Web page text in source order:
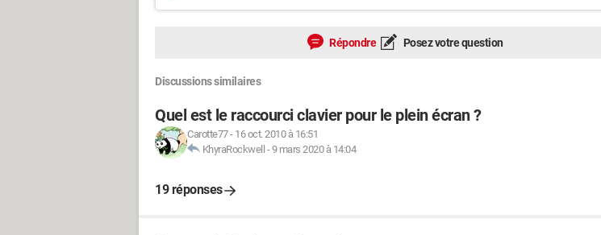
Répondre Posez votre question
Discussions similaires
Quel est le raccourci clavier pour le plein écran ?
Carotte77- 16 oct. 2010 à 16:51
KhyraRockwell -9 mars 2020 à 14:04
19 réponses